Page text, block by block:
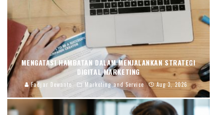
MENGATASI HAMBATAN DALAM MENJALANKAN STRATEGI
DIGITAL MARKETING
Fadjar Dewanto Marketing and Service Aug 3, 2026